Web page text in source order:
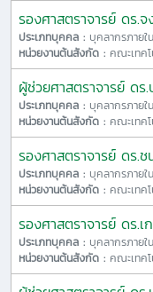
รองศาสตราจารย์ ดร.
ประเภทบุคคล : บุคลากรภา
หน่วยงานต้นสังกัด : คณะเทค
ผู้ช่วยศาสตราจารย์ ดร
ประเภทบุคคล : บุคลากรภายใน
หน่วยงานต้นสังกัด : คณะเทค
รองศาสตราจารย์ ดร.
ประเภทบุคคล : บุคลากรภา
หน่วยงานต้นสังกัด : คณะเทค
รองศาสตราจารย์ ดร.
ประเภทบุคคล : บุคลากรภายใน
หน่วยงานต้นสังกัด : คณะเทค